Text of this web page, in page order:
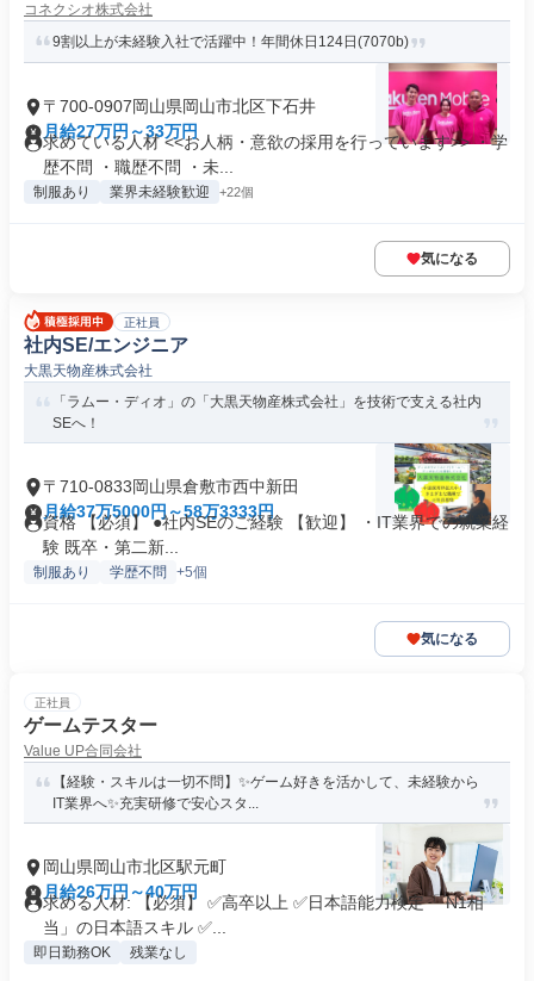
コネクシオ株式会社
9割以上が未経験入社で活躍中！年間休日124日(7070b)
〒700-0907岡山県岡山市北区下石井
月給27万円～33万円
求めている人材 <<お人柄・意欲の採用を行っています>> ・学
歴不問 ・職歴不問 ・未...
制服あり 業界未経験歓迎 +22個
気になる
正社員
社内SE/エンジニア
大黒天物産株式会社
「ラムー・ディオ」の「大黒天物産株式会社」を技術で支える社内
SEへ！
〒710-0833岡山県倉敷市西中新田
月給37万5000円～58万3333円
資格 【必須】 ●社内SEのご経験 【歓迎】 ・IT業界での就業経
験 既卒・第二新...
制服あり 学歴不問 +5個
気になる
正社員
ゲームテスター
Value UP合同会社
【経験・スキルは一切不問】✨ゲーム好きを活かして、未経験から
IT業界へ✨充実研修で安心スタ...
岡山県岡山市北区駅元町
月給26万円～40万円
求める人材: 【必須】 ✅高卒以上 ✅日本語能力検定「 N1相
当」の日本語スキル ✅...
即日勤務OK 残業なし